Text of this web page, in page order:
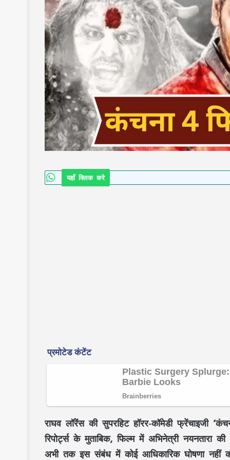
यहाँ क्लिक करे
राघव लॉरेंस की सुपरहिट हॉरर-कॉमेडी
रिपोर्ट्स के मुताबिक, फिल्म में अभिनेत्री नयनतारा
अभी तक इस संबंध में कोई आधिकारिक घोषणा नहीं